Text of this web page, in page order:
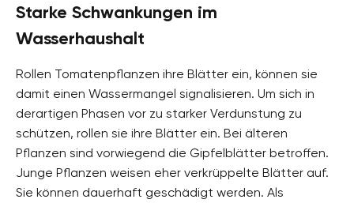
Starke Schwankungen im
Wasserhaushalt
Rollen Tomatenpflanzen ihre Blätter ein, können sie
damit einen Wassermangel signalisieren. Um sich in
derartigen Phasen vor zu starker Verdunstung zu
schützen, rollen sie ihre Blätter ein. Bei älteren
Pflanzen sind vorwiegend die Gipfelblätter betroffen.
Junge Pflanzen weisen eher verkrüppelte Blätter auf.
Sie können dauerhaft geschädigt werden. Als